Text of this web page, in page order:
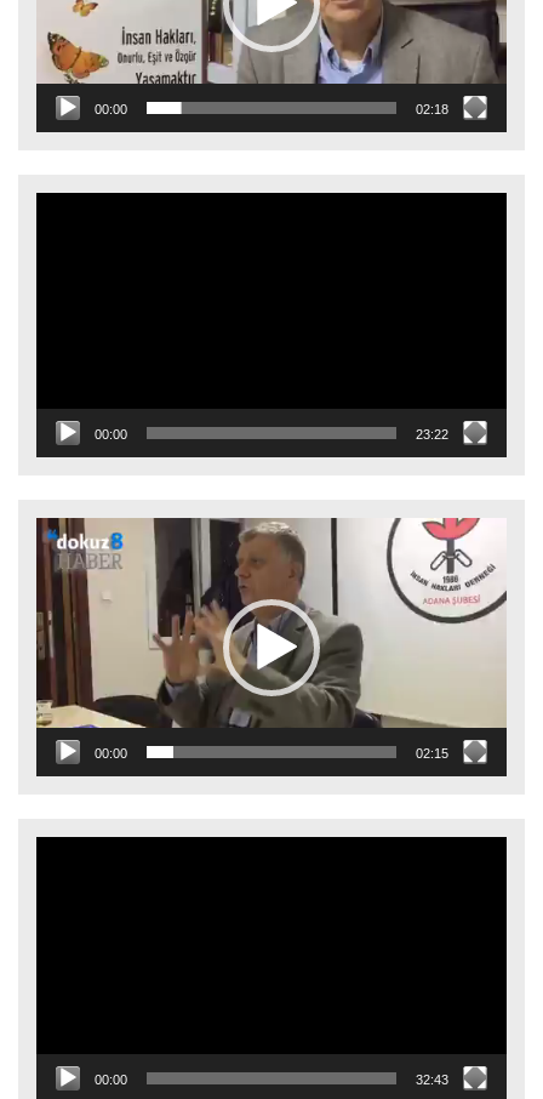
00:00 02:18
00:00 23:22
Video
oynatıcı
00:00 02:15
00:00 32:43